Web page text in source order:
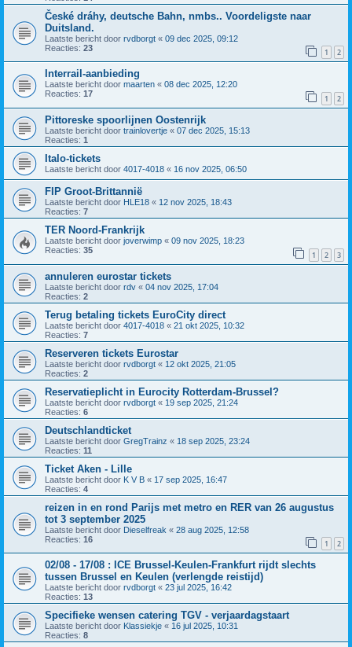
České dráhy, deutsche Bahn, nmbs.. Voordeligste naar
Duitsland.
Laatste bericht door rvdborgt « 09 dec 2025, 09:12
Reacties: 23 1 2
Interrail-aanbieding
Laatste bericht door maarten « 08 dec 2025, 12:20
Reacties: 17 1 2
Pittoreske spoorlijnen Oostenrijk
Laatste bericht door trainlovertje « 07 dec 2025, 15:13
Reacties: 1
Italo-tickets
Laatste bericht door 4017-4018 « 16 nov 2025, 06:50
FIP Groot-Brittannië
Laatste bericht door HLE18 « 12 nov 2025, 18:43
Reacties: 7
TER Noord-Frankrijk
Laatste bericht door joverwimp « 09 nov 2025, 18:23
Reacties: 35 1 2 3
annuleren eurostar tickets
Laatste bericht door rdv « 04 nov 2025, 17:04
Reacties: 2
Terug betaling tickets EuroCity direct
Laatste bericht door 4017-4018 « 21 okt 2025, 10:32
Reacties: 7
Reserveren tickets Eurostar
Laatste bericht door rvdborgt « 12 okt 2025, 21:05
Reacties: 2
Reservatieplicht in Eurocity Rotterdam-Brussel?
Laatste bericht door rvdborgt « 19 sep 2025, 21:24
Reacties: 6
Deutschlandticket
Laatste bericht door GregTrainz « 18 sep 2025, 23:24
Reacties: 11
Ticket Aken - Lille
Laatste bericht door K V B « 17 sep 2025, 16:47
Reacties: 4
reizen in en rond Parijs met metro en RER van 26 augustus
tot 3 september 2025
Laatste bericht door Dieselfreak « 28 aug 2025, 12:58
Reacties: 16 1 2
02/08 - 17/08 : ICE Brussel-Keulen-Frankfurt rijdt slechts
tussen Brussel en Keulen (verlengde reistijd)
Laatste bericht door rvdborgt « 23 jul 2025, 16:42
Reacties: 13
Specifieke wensen catering TGV - verjaardagstaart
Laatste bericht door Klassiekje « 16 jul 2025, 10:31
Reacties: 8